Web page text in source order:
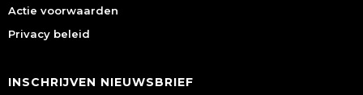
Actie voorwaarden
Privacy beleid
INSCHRIJVEN NIEUWSBRIEF